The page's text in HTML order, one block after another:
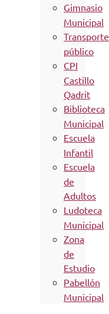
Gimnasio
Municipal
Transporte
público
CPI
Castillo
Qadrit
Biblioteca
Municipal
Escuela
Infantil
Escuela
de
Adultos
Ludoteca
Municipal
Zona
de
Estudio
Pabellón
Municipal